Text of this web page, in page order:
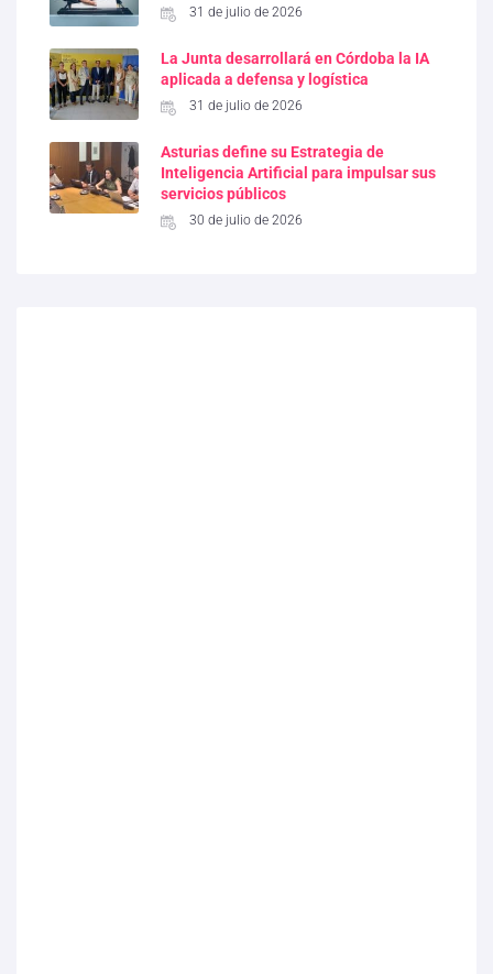
31 de julio de 2026
La Junta desarrollará en Córdoba la IA
aplicada a defensa y logística
31 de julio de 2026
Asturias define su Estrategia de
Inteligencia Artificial para impulsar sus
servicios públicos
30 de julio de 2026